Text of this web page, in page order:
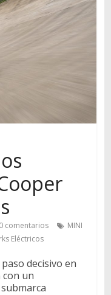
0 comentarios
MINI
Eléctricos
decisivo en
un